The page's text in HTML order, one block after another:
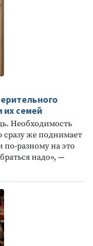
их семей
Необходимость
сразу же поднимает
по-разному на это
надо», —